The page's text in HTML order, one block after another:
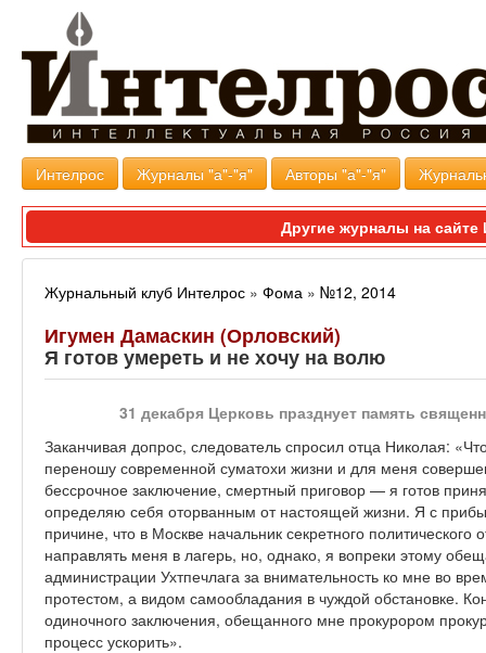
Интелрос Журналы "а"-"я" Авторы "а"-"я"
Другие журналы на
Журнальный клуб Интелрос » Фома » №12, 2014
Игумен Дамаскин (Орловский)
Я готов умереть и не хочу на волю
31 декабря Церковь празднует память
Заканчивая допрос, следователь спросил отца Николая:
переношу современной суматохи жизни и для меня
бессрочное заключение, смертный приговор — я готов
определяю себя оторванным от настоящей жизни. Я с
причине, что в Москве начальник секретного
направлять меня в лагерь, но, однако, я вопреки этому
администрации Ухтпечлага за внимательность ко мне во
протестом, а видом самообладания в чуждой обстановке.
одиночного заключения, обещанного мне прокурором
процесс ускорить».